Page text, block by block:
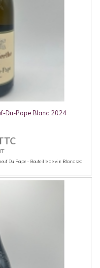
Du-Pape Blanc 2024
Du Pape - Bouteille de vin Blanc sec